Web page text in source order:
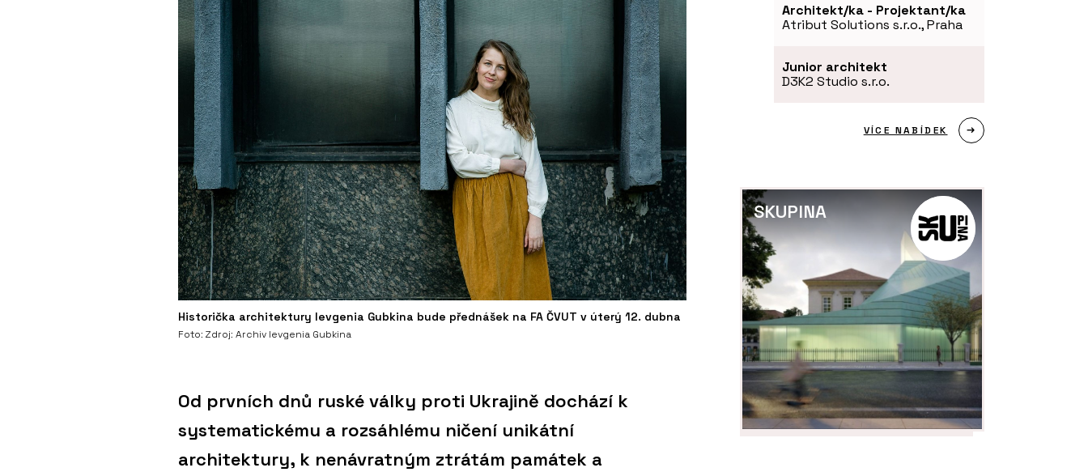
Historička architektury Ievgenia Gubkina bude přednášek na FA ČVUT v úterý 12. dubna
Foto: Zdroj: Archiv Ievgenia Gubkina
Od prvních dnů ruské války proti Ukrajině dochází k
systematickému a rozsáhlému ničení unikátní
architektury, k nenávratným ztrátám památek a
Architekt/ka - Projektant/ka
Atribut Solutions s.r.o., Praha
Junior architekt
D3K2 Studio s.r.o.
VÍCE NABÍDEK
SKUPINA